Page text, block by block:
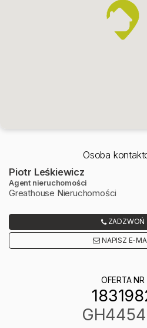
Nowoczesne Budownictwo: Inwestycja z
wysokiego standardu wykonania i
Kameralna Inwestycja: Tylko 25
spokój.
samochodu.
Nie przegap wyjątkowej okazji, aby
Skontaktuj się z nami już dziś, aby
zarezerwować swoje wymarzone
Osoba
Piotr Leśkiewicz
Agent nieruchomości
Greathouse Nieruchomości
ZADZWOŃ
NAPISZ E-
OFERTA NR